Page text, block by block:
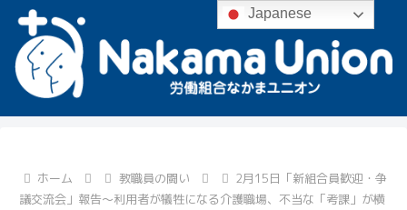
ホーム 教職員の闘い
2月15日「新組合員歓迎・争
議交流会」報告～利用者が犠牲になる介護職場、不当な「考課」が横
Japanese